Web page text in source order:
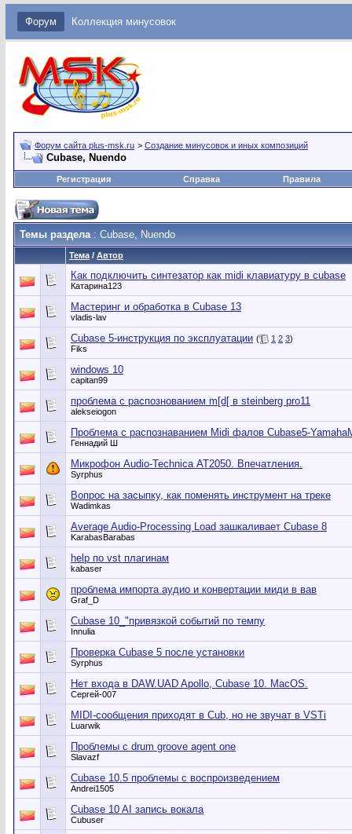
Форум Коллекция минусовок
Форум сайта plus-msk.ru > Создание минусовок и иных композиций
Cubase, Nuendo
Регистрация Справка Правила
Темы раздела: Cubase, Nuendo
Тема / Автор
Как подключить синтезатор как midi клавиатуру в cubase
Катарина123
Мастеринг и обработка в Cubase 13
vladis-lav
Cubase 5-инструкция по эксплуатации ( 1 2 3)
Fiks
windows 10
capitan99
проблема с распознованием m[d[ в steinberg pro11
alekseiogon
Проблема с распознаванием Midi фалов Cubase5-
Геннадий Ш
Микрофон Audio-Technica АТ2050. Впечатления.
Syrphus
Вопрос на засыпку, как поменять инструмент на треке
Wadimkas
Average Audio-Processing Load зашкаливает Cubase 8
KarabasBarabas
help по vst плагинам
kabaser
проблема импорта аудио и конвертации миди в вав
Graf_D
Cubase 10_"привязкой событий по темпу
Innulia
Проверка Сubase 5 после установки
Syrphus
Нет входа в DAW.UAD Apollo, Cubase 10. MacOS.
Сергей-007
MIDI-сообщения приходят в Cub, но не звучат в VSTi
Luarwik
Проблемы с drum groove agent one
Slavazf
Cubase 10.5 проблемы с воспроизведением
Andrei1505
Cubase 10 AI запись вокала
Cubuser